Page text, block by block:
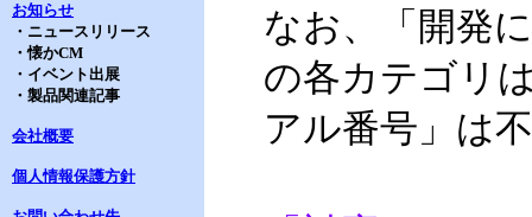
お知らせ
・ニュースリリース
・懐かCM
・イベント出展
・製品関連記事
会社概要
個人情報保護方針
なお、「開発
の各カテゴリ
アル番号」は